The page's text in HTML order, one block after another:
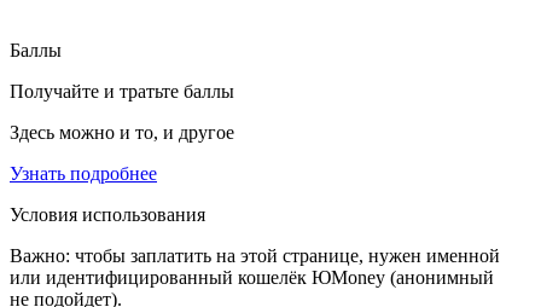
Баллы
Получайте и тратьте баллы
Здесь можно и то, и другое
Узнать подробнее
Условия использования
Важно: чтобы заплатить на этой странице, нужен именной
или идентифицированный кошелёк ЮMoney (анонимный
не подойдет).